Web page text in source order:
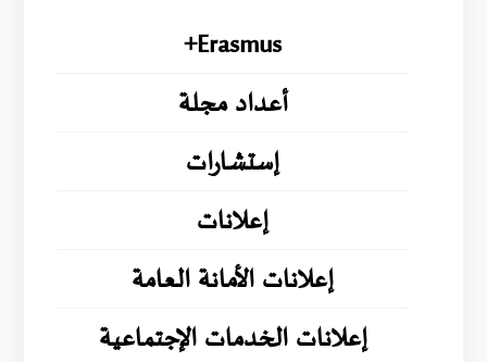
Erasmus+
أعداد مجلة
إستشارات
إعلانات
إعلانات الأمانة العامة
إعلانات الخدمات الإجتماعية